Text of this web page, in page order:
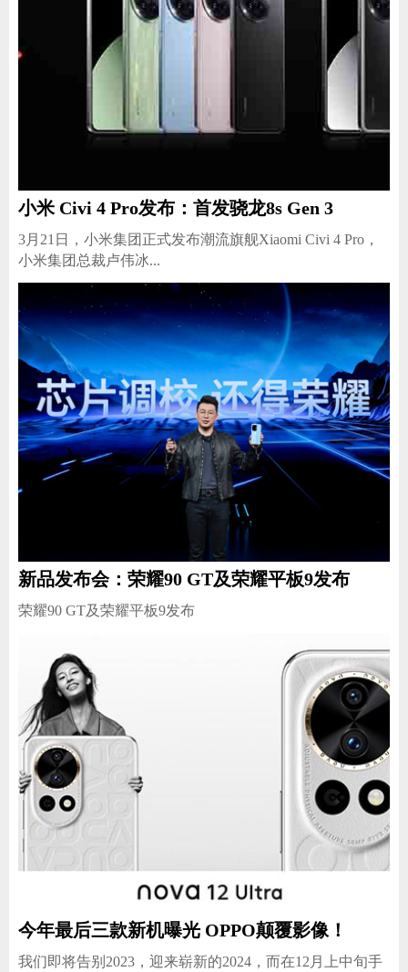
小米 Civi 4 Pro发布：首发骁龙8s Gen 3
3月21日，小米集团正式发布潮流旗舰Xiaomi Civi 4 Pro，
小米集团总裁卢伟冰...
新品发布会：荣耀90 GT及荣耀平板9发布
荣耀90 GT及荣耀平板9发布
今年最后三款新机曝光 OPPO颠覆影像！
我们即将告别2023，迎来崭新的2024，而在12月上中旬手